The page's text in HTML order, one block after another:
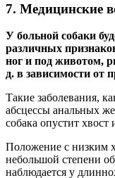
7. Медицинские
У больной собаки
различных
ног и под животом,
д. в зависимости от
Такие заболевания,
абсцессы анальных
собака опустит хвост
Положение с низким
небольшой степени
наблюдается у